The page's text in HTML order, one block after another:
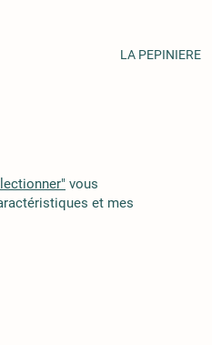
LA PEPINIERE
vous
et mes